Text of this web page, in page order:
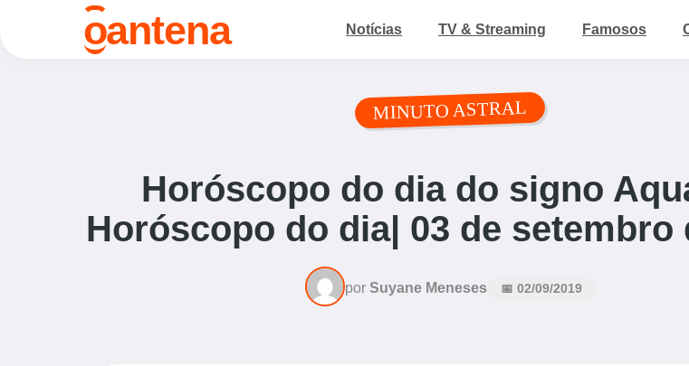
oantena Notícias TV & Streaming Famosos
MINUTO ASTRAL
Horóscopo do dia do signo
Horóscopo do dia| 03 de setembro
por Suyane Meneses 📅 02/09/2019